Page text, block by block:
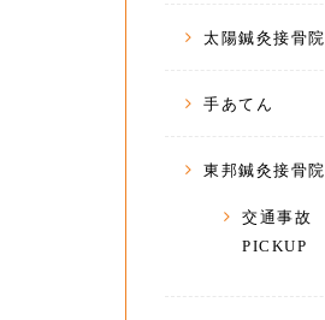
太陽鍼灸接骨院
手あてん
東邦鍼灸接骨院
交通事故
PICKUP